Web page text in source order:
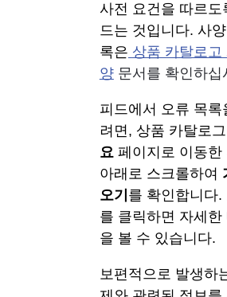
사전 요건을 따르도
드는 것입니다. 사
록은 상품 카탈로고
양 문서를 확인하십
피드에서 오류 목록
려면, 상품 카탈로
요 페이지로 이동한
아래로 스크롤하여
오기 를 확인합니다.
를 클릭하면 자세한
을 볼 수 있습니다.
보편적으로 발생하